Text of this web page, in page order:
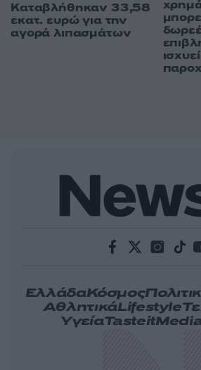
Καταβλήθηκαν 33,58
εκατ. ευρώ για την
αγορά λιπασμάτων
ΕλλάδαΚόσμος
ΑθλητικάLifestyle
ΥγείαTasteit